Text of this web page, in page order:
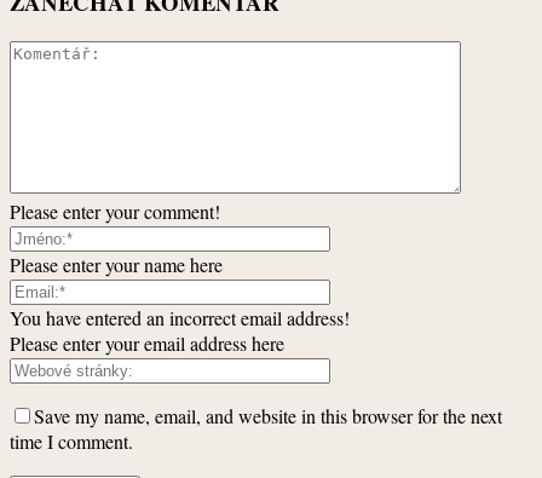
Please enter your comment!
Please enter your name here
You have entered an incorrect email address!
Please enter your email address here
Save my name, email, and website in this browser for the next
time I comment.